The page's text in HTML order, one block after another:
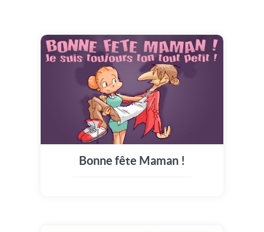
Bonne fête Maman !